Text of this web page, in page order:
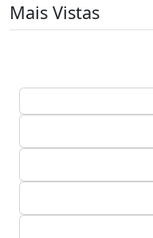
Mais Vistas